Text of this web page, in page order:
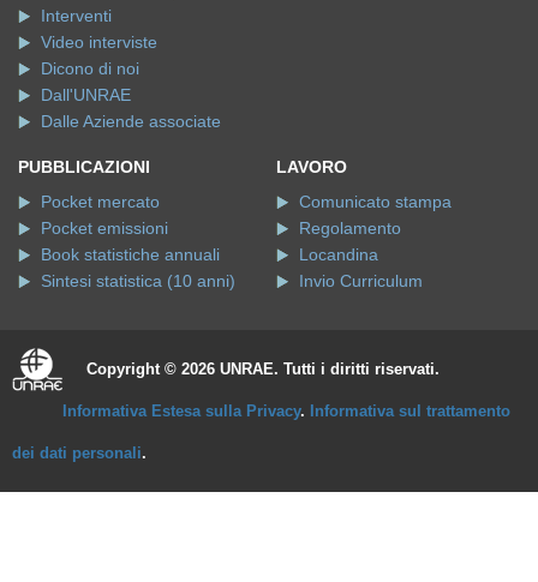
Interventi
Video interviste
Dicono di noi
Dall'UNRAE
Dalle Aziende associate
PUBBLICAZIONI
Pocket mercato
Pocket emissioni
Book statistiche annuali
Sintesi statistica (10 anni)
LAVORO
Comunicato stampa
Regolamento
Locandina
Invio Curriculum
Copyright © 2026 UNRAE. Tutti i diritti riservati.
Informativa Estesa sulla Privacy. Informativa sul trattamento
dei dati personali.